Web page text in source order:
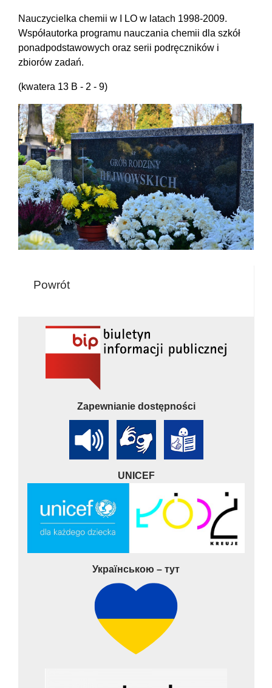
Nauczycielka chemii w I LO w latach 1998-2009.
Współautorka programu nauczania chemii dla szkół
ponadpodstawowych oraz serii podręczników i
zbiorów zadań.
(kwatera 13 B - 2 - 9)
Powrót
Zapewnianie dostępności
UNICEF
Українською – тут